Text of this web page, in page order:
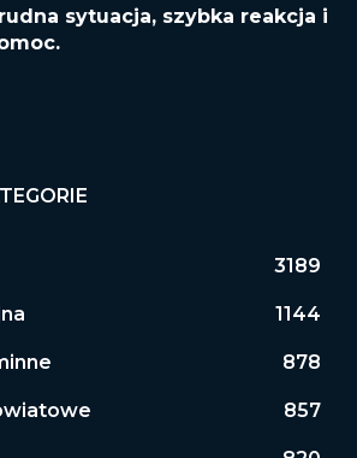
sytuacja, szybka reakcja i
3189
1144
878
857